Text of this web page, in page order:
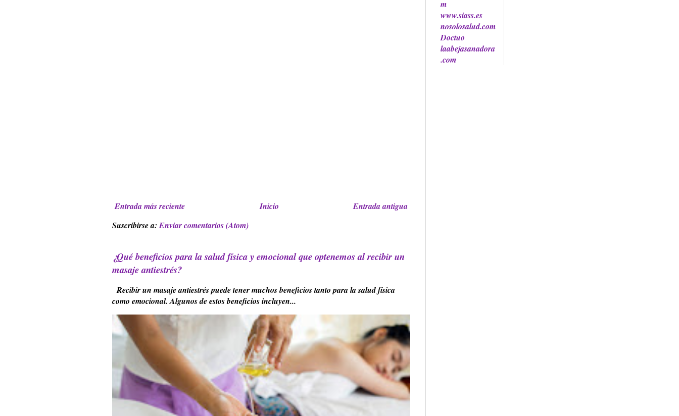
Entrada más reciente Entrada antigua
Inicio
Suscribirse a:Enviar comentarios (Atom)
¿Qué beneficios para la salud física y emocional que optenemos al recibir un
masaje antiestrés?
Recibir un masaje antiestrés puede tener muchos beneficios tanto para la salud física
como emocional. Algunos de estos beneficios incluyen...
m
www.siass.es
nosolosalud.com
Doctuo
laabejasanadora
.com